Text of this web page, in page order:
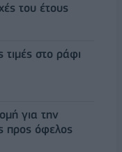
του έτους
τιμές στο ράφι
για την
προς όφελος